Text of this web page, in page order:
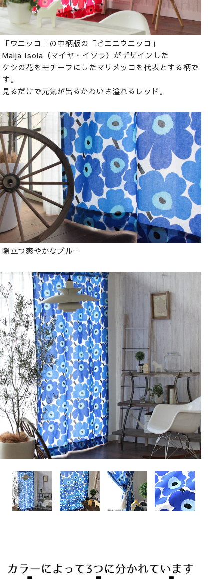
「ウニッコ」の中柄版の「ピエニウニッコ」
Maija Isola（マイヤ・イソラ）がデザインした
ケシの花をモチーフにしたマリメッコを代表とする柄で
す。
見るだけで元気が出るかわいさ溢れるレッド。
際立つ爽やかなブルー